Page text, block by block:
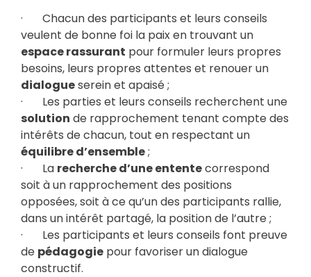
· Chacun des participants et leurs conseils
veulent de bonne foi la paix en trouvant un
espace rassurant pour formuler leurs propres
besoins, leurs propres attentes et renouer un
dialogueserein et apaisé ;
· Les parties et leurs conseils recherchent une
solution de rapprochement tenant compte des
intérêts de chacun, tout en respectant un
équilibre d’ensemble;
· La recherche d’une ententecorrespond
soit à un rapprochement des positions
opposées, soit à ce qu’un des participants rallie,
dans un intérêt partagé, la position de l’autre ;
· Les participants et leurs conseils font preuve
de pédagogiepour favoriser un dialogue
constructif.